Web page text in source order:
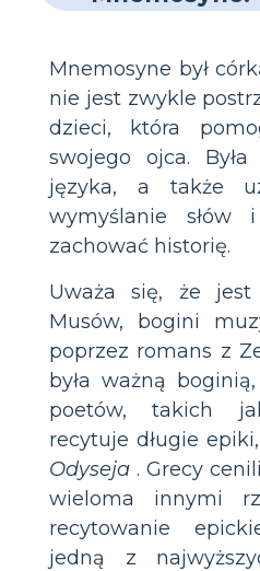
Mnemosyne był
nie jest zwykle
dzieci, która
swojego ojca.
języka, a także
wymyślanie słów
zachować historię.
Uważa się, że
Musów, bogini
poprzez romans z
była ważną
poetów, takich
recytuje długie
Odyseja . Grecy
wieloma innymi
recytowanie
jedną z